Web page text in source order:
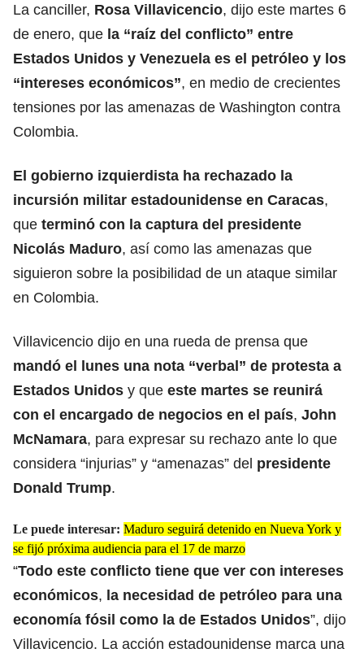
La canciller, Rosa Villavicencio, dijo este martes 6
de enero, que la “raíz del conflicto” entre
Estados Unidos y Venezuela es el petróleo y los
“intereses económicos”, en medio de crecientes
tensiones por las amenazas de Washington contra
Colombia.
El gobierno izquierdista ha rechazado la
incursión militar estadounidense en Caracas,
que terminó con la captura del presidente
Nicolás Maduro, así como las amenazas que
siguieron sobre la posibilidad de un ataque similar
en Colombia.
Villavicencio dijo en una rueda de prensa que
mandó el lunes una nota “verbal” de protesta a
Estados Unidos y que este martes se reunirá
con el encargado de negocios en el país, John
McNamara, para expresar su rechazo ante lo que
considera “injurias” y “amenazas” del presidente
Donald Trump.
Le puede interesar: Maduro seguirá detenido en Nueva York y
se fijó próxima audiencia para el 17 de marzo
“Todo este conflicto tiene que ver con intereses
económicos, la necesidad de petróleo para una
economía fósil como la de Estados Unidos”, dijo
Villavicencio. La acción estadounidense marca una